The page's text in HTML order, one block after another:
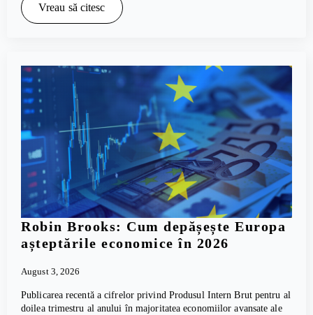
Vreau să citesc
Robin Brooks: Cum depășește Europa
așteptările economice în 2026
August 3, 2026
Publicarea recentă a cifrelor privind Produsul Intern Brut pentru al
doilea trimestru al anului în majoritatea economiilor avansate ale